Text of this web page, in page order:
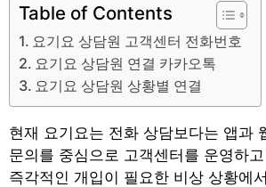
Table of Contents
요기요 상담원 고객센터 전화번호
요기요 상담원 연결 카카오톡
요기요 상담원 상황별 연결
현재 요기요는 전화 상담보다는 앱과
문의를 중심으로 고객센터를 운영하
즉각적인 개입이 필요한 비상 상황에